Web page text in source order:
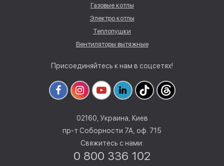
Газовые котлы
Электро котлы
Теплопушки
Вентиляторы вытяжные
Присоединяйтесь к нам в соцсетях!
02160, Украина, Киев
пр-т Соборности 7А, оф. 715
Свяжитесь с нами:
0 800 336 102